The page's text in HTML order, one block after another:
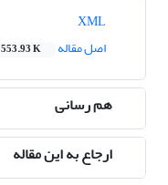
اصل مقاله
553.93 K
هم رسانی
ارجاع به این مقاله